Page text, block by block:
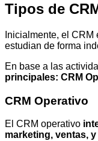
Tipos de
Inicialmente, el
estudian de forma
En base a las
principales: CRM
CRM Operativo
El CRM operativo
marketing, ventas,